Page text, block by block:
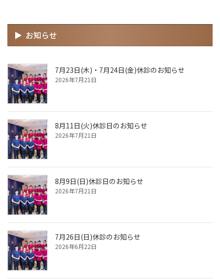
お知らせ
7月23日(木)・7月24日(金)休診のお知らせ
2026年7月21日
8月11日(火)休診日のお知らせ
2026年7月21日
8月9日(日)休診日のお知らせ
2026年7月21日
7月26日(日)休診のお知らせ
2026年6月22日